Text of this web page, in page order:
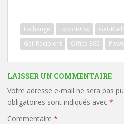
Exchange Export-Csv
Get-
Get-Recipient
Office 365
LAISSER UN COMMENTAIRE
Votre adresse e-mail ne sera pas
obligatoires sont indiqués avec *
Commentaire *